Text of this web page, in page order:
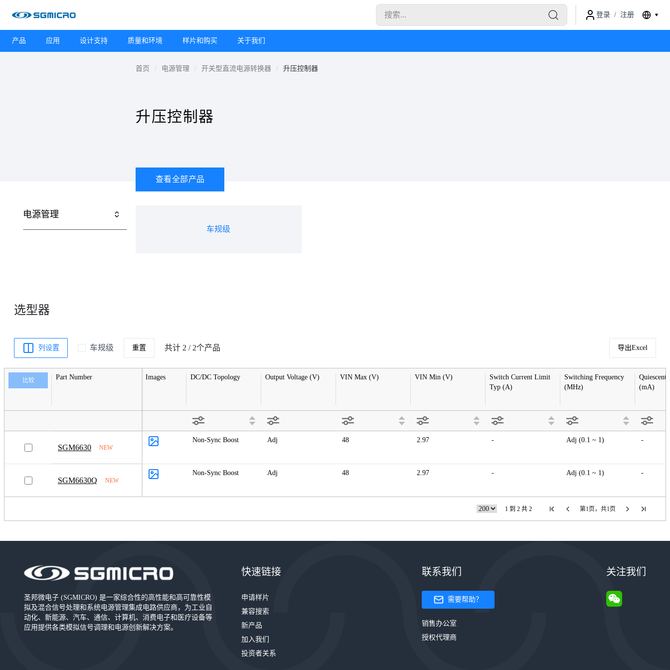
登录 / 注册
产品 应用 设计支持 质量和环境 样片和购买 关于我们
首页 电源管理 开关型直流电源转换器 升压控制器
升压控制器
查看全部产品
电源管理
电池充电管理和电池保护芯片
电源开关
器
LED驱动器
马达驱动器和栅极驱动器
电源管理单元 (PMU)
电源模块
车规级
选型器
列设置 车规级 重置 共计 2 / 2个产品 导出Excel
比较 Part Number Images DC/DC Topology Output Voltage (V) VIN Max (V) VIN Min (V)
Switch Current Limit
Typ (A)
Switching Frequency
(MHz)
Quiescent
(mA)
SGM6630 NEW
Non-Sync Boost Adj 48 2.97 - Adj (0.1 ~ 1) -
SGM6630Q NEW
Non-Sync Boost Adj 48 2.97 - Adj (0.1 ~ 1) -
1 到 2 共 2 第1页，共1页
圣邦微电子 (SGMICRO) 是一家综合性的高性能和高可靠性模
拟及混合信号处理和系统电源管理集成电路供应商，为工业自
动化、新能源、汽车、通信、计算机、消费电子和医疗设备等
应用提供各类模拟信号调理和电源创新解决方案。
快速链接
申请样片
兼容搜索
新产品
加入我们
投资者关系
联系我们
需要帮助？
销售办公室
授权代理商
关注我们